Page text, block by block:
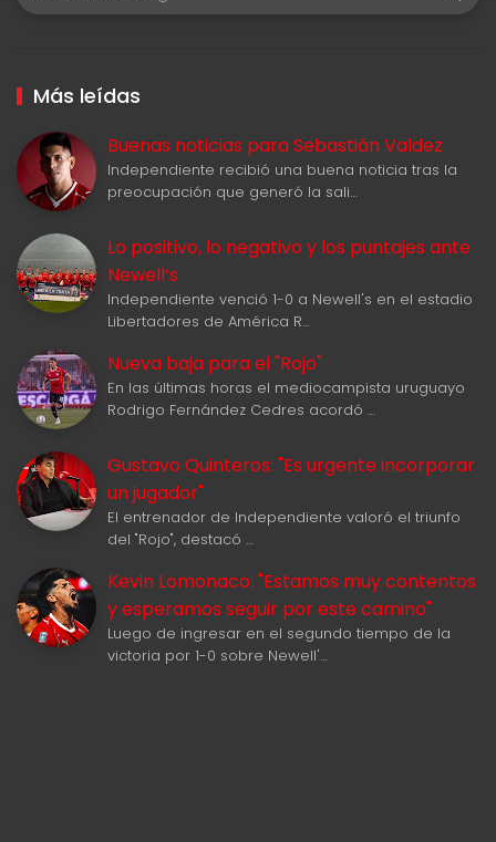
Más leídas
Buenas noticias para Sebastián Valdez
Independiente recibió una buena noticia tras la
preocupación que generó la sali…
Lo positivo, lo negativo y los puntajes ante
Newell‘s
Independiente venció 1-0 a Newell's en el estadio
Libertadores de América R…
Nueva baja para el "Rojo"
En las últimas horas el mediocampista uruguayo
Rodrigo Fernández Cedres acordó …
Gustavo Quinteros: "Es urgente incorporar
un jugador"
El entrenador de Independiente valoró el triunfo
del "Rojo", destacó …
Kevin Lomonaco: "Estamos muy contentos
y esperamos seguir por este camino"
Luego de ingresar en el segundo tiempo de la
victoria por 1-0 sobre Newell'…